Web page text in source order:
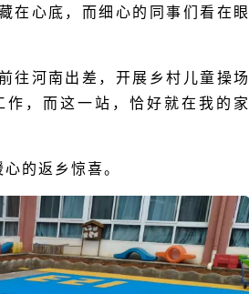
在心底，而细心的同事们看在眼
往河南出差，开展乡村儿童操场
，而这一站，恰好就在我的家
的返乡惊喜。